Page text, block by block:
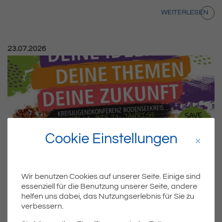
WEITERLESEN
Veröffentlicht am:
23.07.2026
Cookie Einstellungen
Wir benutzen Cookies auf unserer Seite. Einige sind
essenziell für die Benutzung unserer Seite, andere
helfen uns dabei, das Nutzungserlebnis für Sie zu
verbessern.